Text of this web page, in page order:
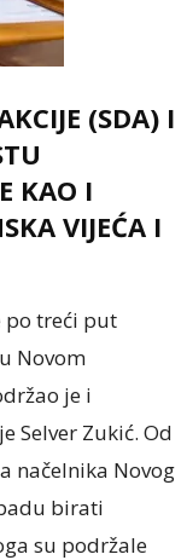
(SDA) I
KAO I
VIJEĆA I
po treći put
Novom
je i
Selver Zukić. Od
načelnika Novog
birati
su podržale